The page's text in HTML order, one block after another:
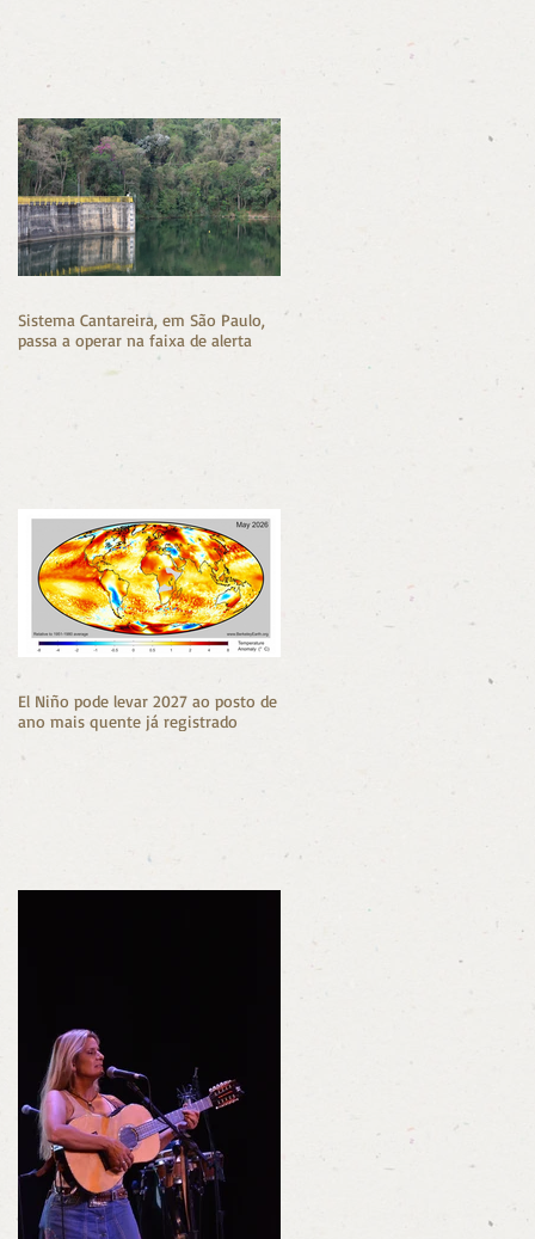
Sistema Cantareira, em São Paulo,
passa a operar na faixa de alerta
El Niño pode levar 2027 ao posto de
ano mais quente já registrado